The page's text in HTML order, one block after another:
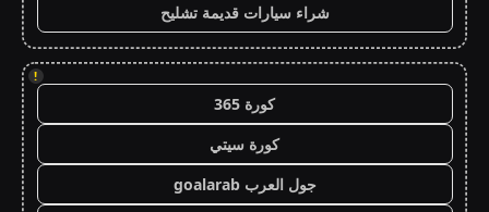
شراء سيارات قديمة تشليح
!
كورة 365
كورة سيتي
جول العرب goalarab